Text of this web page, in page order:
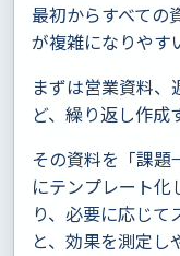
最初からすべての
が複雑になりやす
まずは営業資料
ど、繰り返し作成
その資料を「課
にテンプレート
り、必要に応じて
と、効果を測定し